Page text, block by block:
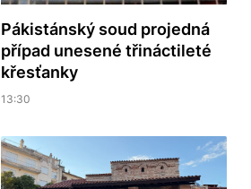
Pákistánský soud projedná
případ unesené třináctileté
křesťanky
13:30